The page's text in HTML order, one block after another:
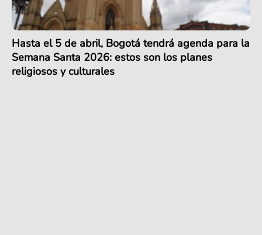
Hasta el 5 de abril, Bogotá tendrá agenda para la
Semana Santa 2026: estos son los planes
religiosos y culturales